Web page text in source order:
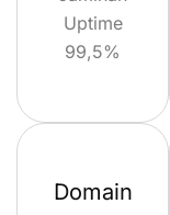
Uptime
99,5%
Domain